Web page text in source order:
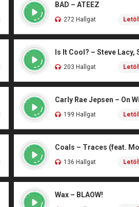
BAD – ATEEZ
272 Hallgat
Is It Cool? – Steve Lacy,
203 Hallgat
Carly Rae Jepsen – On
199 Hallgat
136 Hallgat
Wax – BLAOW!